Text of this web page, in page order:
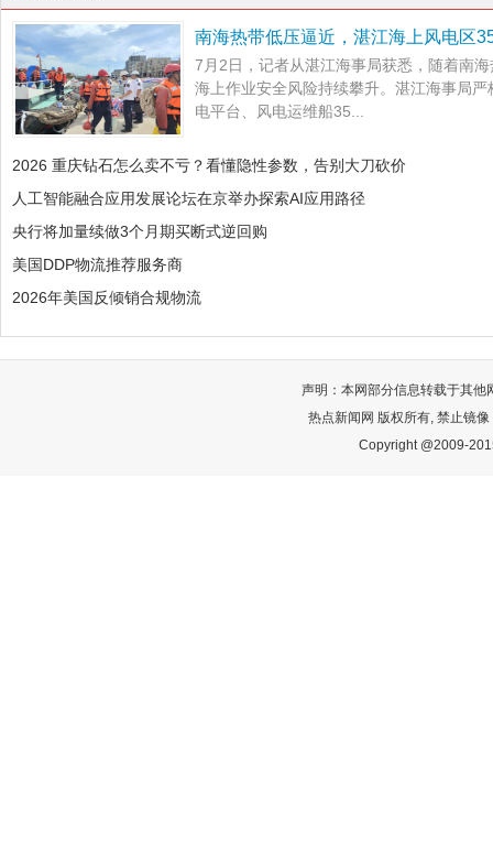
南海热带低压逼近，湛江海上风电区
7月2日，记者从湛江海事局获悉，随着南
海上作业安全风险持续攀升。湛江海事局
电平台、风电运维船35...
2026 重庆钻石怎么卖不亏？看懂隐性参数，告别大刀砍价
人工智能融合应用发展论坛在京举办探索AI应用路径
央行将加量续做3个月期买断式逆回购
美国DDP物流推荐服务商
2026年美国反倾销合规物流
声明：本网部分信息转载于其他
热点新闻网 版权所有, 禁止镜
Copyright @2009-